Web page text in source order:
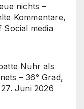
nichts –
Kommentare,
Social media
Nuhr als
– 36° Grad,
27. Juni 2026